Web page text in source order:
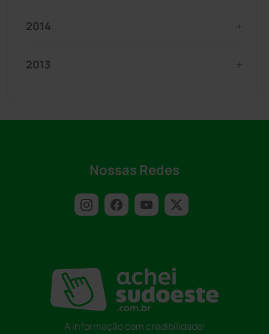
2014
2013
Nossas Redes
A informação com credibilidade!